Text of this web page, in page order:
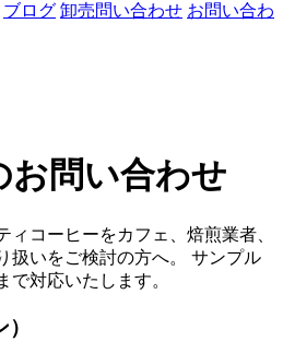
ブログ 卸売問い合わせ お問い合わ
お問い合わせ
ィコーヒーをカフェ、焙煎業者、
扱いをご検討の方へ。 サンプル
で対応いたします。